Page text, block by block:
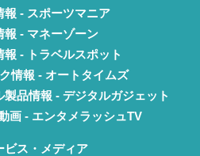
報 - スポーツマニア
報 - マネーゾーン
報 - トラベルスポット
情報 - オートタイムズ
品情報 - デジタルガジェット
画 - エンタメラッシュTV
ビス・メディア